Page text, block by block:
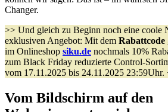
Changer.
>> Und gleich zu Beginn noch eine coole
exklusiven Angebot: Mit dem Rabattcode
im Onlineshop siku.de nochmals 10%
zum Black Friday reduzierte Control-
vom 17.11.2025 bis 24.11.2025 23:59Uhr.
Vom Bildschirm auf den